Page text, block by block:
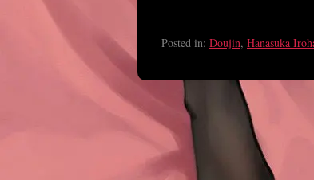
Posted in: Doujin, Hanasuka